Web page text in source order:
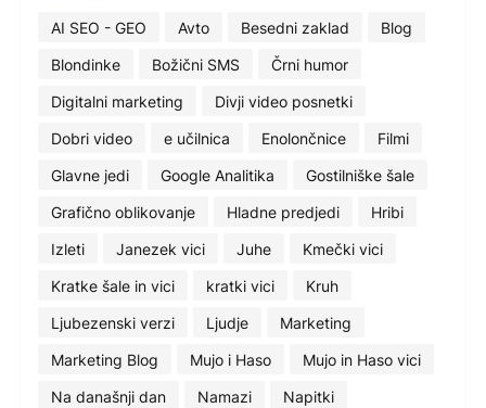
AI SEO - GEO Avto Besedni zaklad
Blog
Blondinke
Božični SMS
Črni humor
Digitalni marketing
Divji video posnetki
Dobri video
e učilnica Enolončnice
Filmi
Glavne jedi
Google Analitika
Gostilniške šale
Grafično oblikovanje
Hladne predjedi
Hribi
Izleti
Janezek vici Juhe
Kmečki vici
Kratke šale in vici
kratki vici
Kruh
Ljubezenski verzi
Ljudje
Marketing
Marketing Blog
Mujo i Haso
Mujo in Haso vici
Na današnji dan
Namazi
Napitki